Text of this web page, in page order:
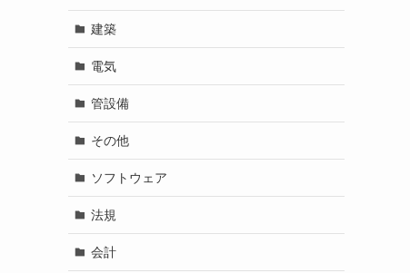
建築
電気
管設備
その他
ソフトウェア
法規
会計